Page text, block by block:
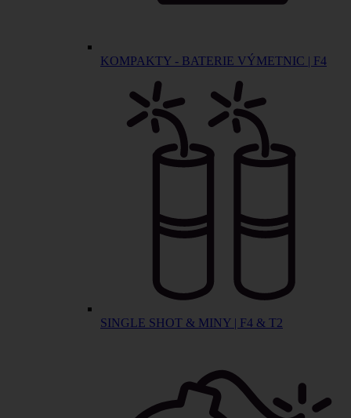
KOMPAKTY - BATERIE VÝMETNIC | F4
SINGLE SHOT & MINY | F4 & T2